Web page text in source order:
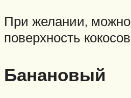
При желании, можно
поверхность
Банановый